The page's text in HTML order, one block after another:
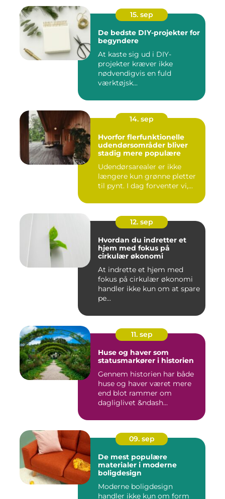
15. sep
De bedste DIY-projekter for
begyndere
At kaste sig ud i DIY-
projekter kræver ikke
nødvendigvis en fuld
værktøjsk...
14. sep
Hvorfor flerfunktionelle
udendørsområder bliver
stadig mere populære
Udendørsarealer er ikke
længere kun grønne pletter
til pynt. I dag forventer vi,...
12. sep
Hvordan du indretter et
hjem med fokus på
cirkulær økonomi
At indrette et hjem med
fokus på cirkulær økonomi
handler ikke kun om at spare
pe...
11. sep
Huse og haver som
statusmarkører i historien
Gennem historien har både
huse og haver været mere
end blot rammer om
dagliglivet &ndash...
09. sep
De mest populære
materialer i moderne
boligdesign
Moderne boligdesign
handler ikke kun om form